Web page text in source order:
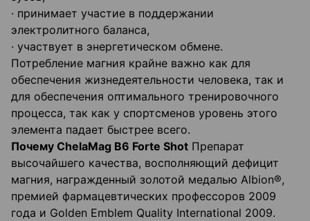
· принимает участие в поддержании
электролитного баланса,
· участвует в энергетическом обмене.
Потребление магния крайне важно как для
обеспечения жизнедеятельности человека, так и
для обеспечения оптимального тренировочного
процесса, так как у спортсменов уровень этого
элемента падает быстрее всего.
Почему ChelaMag B6 Forte Shot Препарат
высочайшего качества, восполняющий дефицит
магния, награжденный золотой медалью Albion®,
премией фармацевтических профессоров 2009
года и Golden Emblem Quality International 2009.